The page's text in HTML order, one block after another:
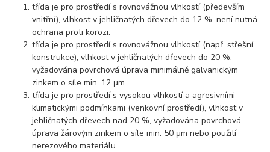
třída je pro prostředí s rovnovážnou vlhkostí (především
vnitřní), vlhkost v jehličnatých dřevech do 12 %, není nutná
ochrana proti korozi.
třída je pro prostředí s rovnovážnou vlhkostí (např. střešní
konstrukce), vlhkost v jehličnatých dřevech do 20 %,
vyžadována povrchová úprava minimálně galvanickým
zinkem o síle min. 12 μm.
třída je pro prostředí s vysokou vlhkostí a agresivními
klimatickými podmínkami (venkovní prostředí), vlhkost v
jehličnatých dřevech nad 20 %, vyžadována povrchová
úprava žárovým zinkem o síle min. 50 μm nebo použití
nerezového materiálu.